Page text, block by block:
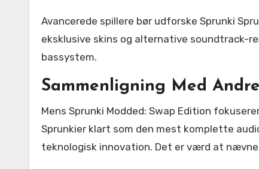
Avancerede spillere bør udforske Sprunki
eksklusive skins og alternative soundtrack-
bassystem.
Sammenligning Med
Mens Sprunki Modded: Swap Edition
Sprunkier klart som den mest komplette
teknologisk innovation. Det er værd at